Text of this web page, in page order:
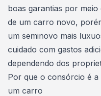
boas garantias por
de um carro novo,
um seminovo mais
cuidado com gastos
dependendo dos
Por que o consórcio é
um carro